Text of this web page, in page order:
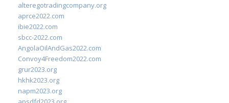
alteregotradingcompany.org
aprce2022.com
ibie2022.com
sbcc-2022.com
AngolaOilAndGas2022.com
Convoy4Freedom2022.com
grur2023.org
hkhk2023.org
napm2023.org